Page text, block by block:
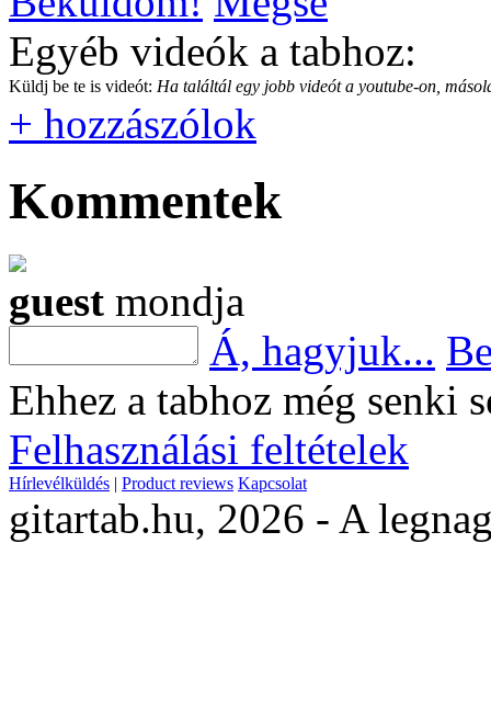
Egyéb videók a tabhoz:
Küldj be te is videót: Ha találtál egy jobb videót a youtube-on,
+ hozzászólok
Kommentek
guest mondja
Á, hagyjuk...
Ehhez a tabhoz még senki
Felhasználási feltételek
Hírlevélküldés | Product reviews Kapcsolat
gitartab.hu, 2026 - A